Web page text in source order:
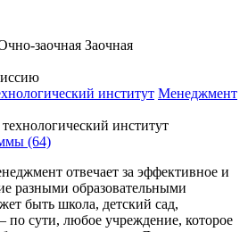
заочная Заочная
институт Менеджмент
(64)
отвечает за эффективное и
разными образовательными
быть школа, детский сад,
по сути, любое учреждение, которое